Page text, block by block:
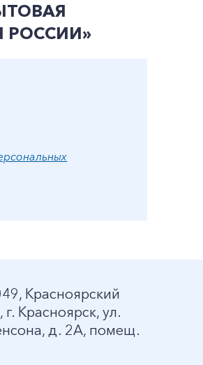
Красноярский
г. Красноярск, ул.
д. 2А, помещ.